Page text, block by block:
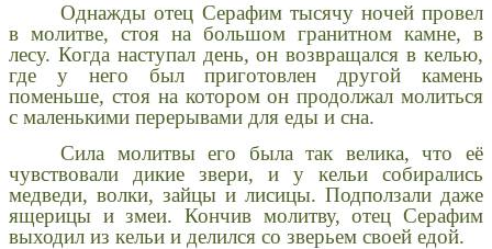
Однажды отец Серафим тысячу ночей провел
в молитве, стоя на большом гранитном камне, в
лесу. Когда наступал день, он возвращался в келью,
где у него был приготовлен другой камень
поменьше, стоя на котором он продолжал молиться
с маленькими перерывами для еды и сна.
Сила молитвы его была так велика, что её
чувствовали дикие звери, и у кельи собирались
медведи, волки, зайцы и лисицы. Подползали даже
ящерицы и змеи. Кончив молитву, отец Серафим
выходил из кельи и делился со зверьем своей едой.